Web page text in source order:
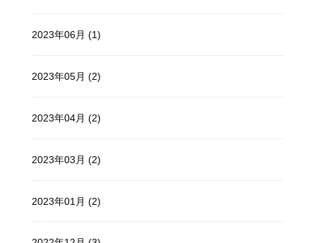
2023年06月 (1)
2023年05月 (2)
2023年04月 (2)
2023年03月 (2)
2023年01月 (2)